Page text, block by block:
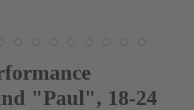
"Paul", 18-24